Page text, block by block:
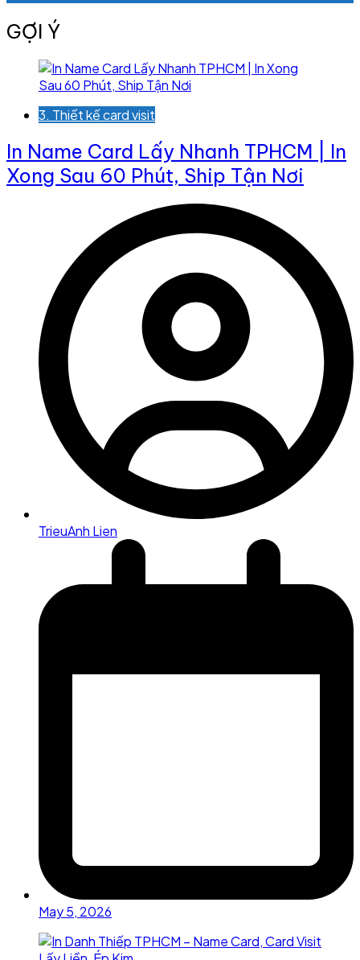
GỢI Ý
3. Thiết kế card visit
In Name Card Lấy Nhanh TPHCM | In
Xong Sau 60 Phút, Ship Tận Nơi
TrieuAnh Lien
May 5, 2026